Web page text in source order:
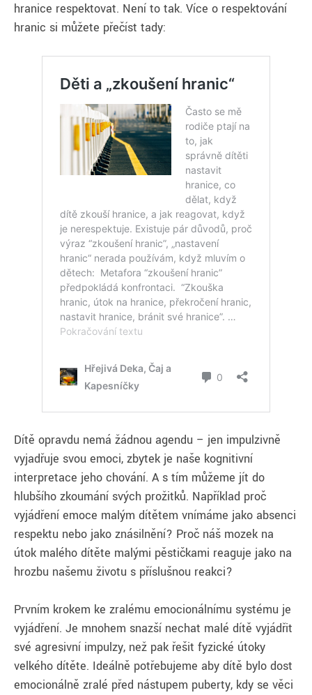
hranice respektovat. Není to tak. Více o respektování
hranic si můžete přečíst tady:
Dítě opravdu nemá žádnou agendu – jen impulzivně
vyjadřuje svou emoci, zbytek je naše kognitivní
interpretace jeho chování. A s tím můžeme jít do
hlubšího zkoumání svých prožitků. Například proč
vyjádření emoce malým dítětem vnímáme jako absenci
respektu nebo jako znásilnění? Proč náš mozek na
útok malého dítěte malými pěstičkami reaguje jako na
hrozbu našemu životu s příslušnou reakci?
Prvním krokem ke zralému emocionálnímu systému je
vyjádření. Je mnohem snazší nechat malé dítě vyjádřit
své agresivní impulzy, než pak řešit fyzické útoky
velkého dítěte. Ideálně potřebujeme aby dítě bylo dost
emocionálně zralé před nástupem puberty, kdy se věci